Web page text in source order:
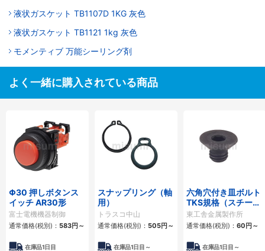
液状ガスケット TB1107D 1KG 灰色
液状ガスケット TB1121 1kg 灰色
モメンティブ 万能シーリング剤
よく一緒に購入されている商品
Φ30 押しボタンス
イッチ AR30形
富士電機機器制御
通常価格(税別)： 583円～
在庫品1日目
スナップリング（軸
用）
トラスコ中山
通常価格(税別)： 505円～
在庫品1日目～
六角穴付き皿ボルト
TKS規格（スチー
ル）
東工舎金属製作所
通常価格(税別)： 60円～
在庫品1日目～